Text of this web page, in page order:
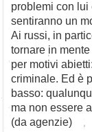
problemi con lui
sentiranno un
Ai russi, in
tornare in
per motivi
criminale. Ed è
basso:
ma non essere
(da agenzie)